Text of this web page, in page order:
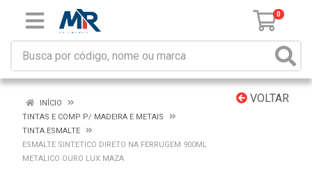
0
VOLTAR
INÍCIO
TINTAS E COMP P/ MADEIRA E METAIS
TINTA ESMALTE
ESMALTE SINTETICO DIRETO NA FERRUGEM 900ML
METALICO OURO LUX MAZA